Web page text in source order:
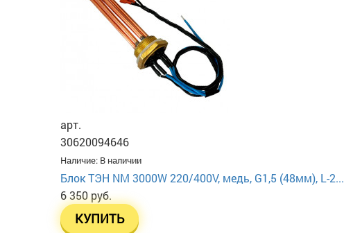
арт.
30620094646
Наличие: В наличии
Блок ТЭН NM 3000W 220/400V, медь, G1,5 (48мм), L-2...
6 350 руб.
КУПИТЬ